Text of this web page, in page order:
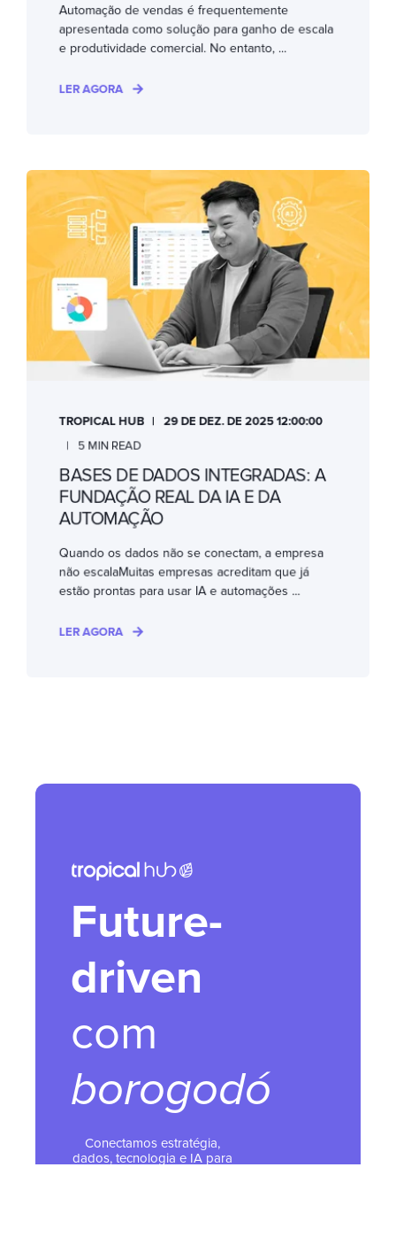
Automação de vendas é frequentemente
apresentada como solução para ganho de escala
e produtividade comercial. No entanto, ...
LER AGORA
TROPICAL HUB
29 DE DEZ. DE 2025 12:00:00
5 MIN READ
BASES DE DADOS INTEGRADAS: A
FUNDAÇÃO REAL DA IA E DA
AUTOMAÇÃO
Quando os dados não se conectam, a empresa
não escalaMuitas empresas acreditam que já
estão prontas para usar IA e automações ...
LER AGORA
Future-
driven
com
borogodó
Conectamos estratégia,
dados, tecnologia e IA para